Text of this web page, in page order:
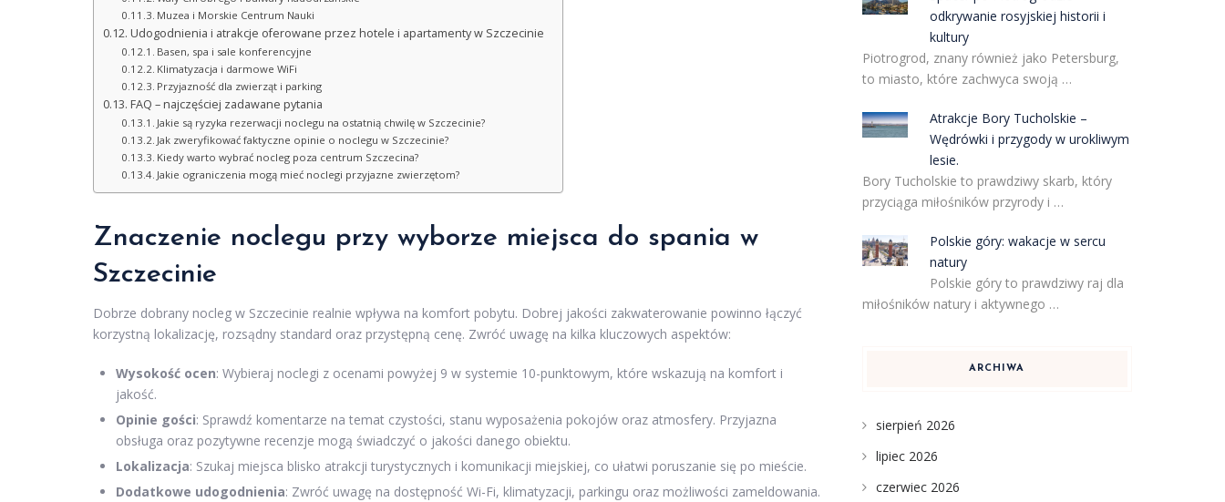
Muzea i Morskie Centrum Nauki
Udogodnienia i atrakcje oferowane przez hotele i apartamenty w Szczecinie
Basen, spa i sale konferencyjne
Klimatyzacja i darmowe WiFi
Przyjazność dla zwierząt i parking
FAQ – najczęściej zadawane pytania
Jakie są ryzyka rezerwacji noclegu na ostatnią chwilę w Szczecinie?
Jak zweryfikować faktyczne opinie o noclegu w Szczecinie?
Kiedy warto wybrać nocleg poza centrum Szczecina?
Jakie ograniczenia mogą mieć noclegi przyjazne zwierzętom?
Znaczenie noclegu przy wyborze miejsca do spania w
Szczecinie
Dobrze dobrany nocleg w Szczecinie realnie wpływa na komfort pobytu. Dobrej jakości zakwaterowanie powinno łączyć
korzystną lokalizację, rozsądny standard oraz przystępną cenę. Zwróć uwagę na kilka kluczowych aspektów:
Wysokość ocen: Wybieraj noclegi z ocenami powyżej 9 w systemie 10-punktowym, które wskazują na komfort i
jakość.
Opinie gości: Sprawdź komentarze na temat czystości, stanu wyposażenia pokojów oraz atmosfery. Przyjazna
obsługa oraz pozytywne recenzje mogą świadczyć o jakości danego obiektu.
Lokalizacja: Szukaj miejsca blisko atrakcji turystycznych i komunikacji miejskiej, co ułatwi poruszanie się po mieście.
Dodatkowe udogodnienia: Zwróć uwagę na dostępność Wi-Fi, klimatyzacji, parkingu oraz możliwości zameldowania.
odkrywanie rosyjskiej historii i
kultury
Piotrogrod, znany również jako Petersburg,
to miasto, które zachwyca swoją …
Atrakcje Bory Tucholskie –
Wędrówki i przygody w urokliwym
lesie.
Bory Tucholskie to prawdziwy skarb, który
przyciąga miłośników przyrody i …
Polskie góry: wakacje w sercu
natury
Polskie góry to prawdziwy raj dla
miłośników natury i aktywnego …
ARCHIWA
sierpień 2026
lipiec 2026
czerwiec 2026